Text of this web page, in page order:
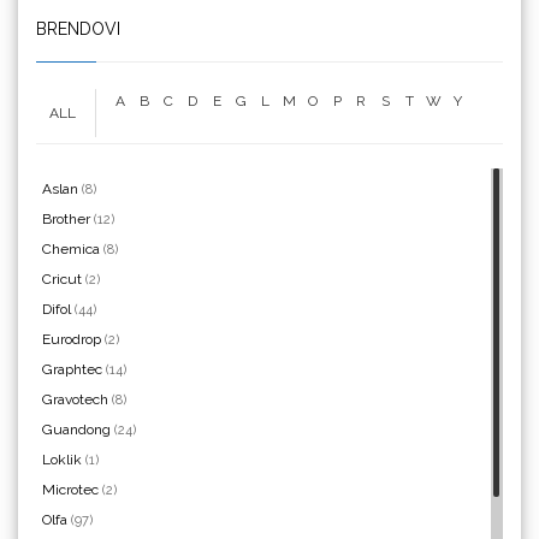
BRENDOVI
ALL
A B C D E G L M O P R S T W Y
Aslan (8)
Brother(12)
Chemica (8)
Cricut (2)
Difol (44)
Eurodrop (2)
Graphtec (14)
Gravotech (8)
Guandong (24)
Loklik (1)
Microtec (2)
Olfa (97)
Yellotools